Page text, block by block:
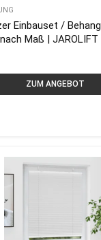
Einbauset / Behang
Maß | JAROLIFT
ZUM ANGEBOT